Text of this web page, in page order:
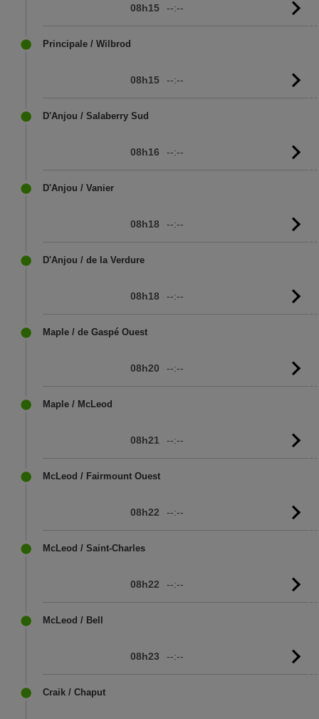
08h15 --:--
Principale / Wilbrod
08h15 --:--
D'Anjou / Salaberry Sud
08h16 --:--
D'Anjou / Vanier
08h18 --:--
D'Anjou / de la Verdure
08h18 --:--
Maple / de Gaspé Ouest
08h20 --:--
Maple / McLeod
08h21 --:--
McLeod / Fairmount Ouest
08h22 --:--
McLeod / Saint-Charles
08h22 --:--
McLeod / Bell
08h23 --:--
Craik / Chaput